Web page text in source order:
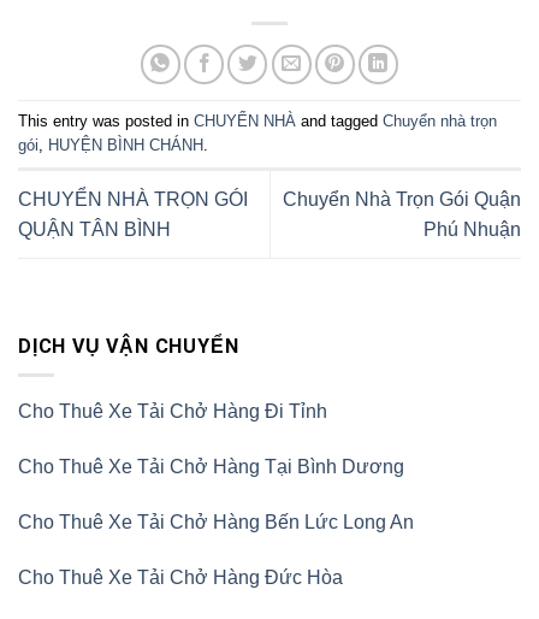
DỊCH VỤ VẬN CHUYỂN
Cho Thuê Xe Tải Chở Hàng Đi Tỉnh
Cho Thuê Xe Tải Chở Hàng Tại Bình Dương
Cho Thuê Xe Tải Chở Hàng Bến Lức Long An
Cho Thuê Xe Tải Chở Hàng Đức Hòa
This entry was posted in CHUYỂN NHÀ and tagged Chuyển nhà trọn
gói
HUYỆN BÌNH CHÁNH
CHUYỂN NHÀ TRỌN GÓI
QUẬN TÂN BÌNH
Chuyển Nhà Trọn Gói Quận
Phú Nhuận